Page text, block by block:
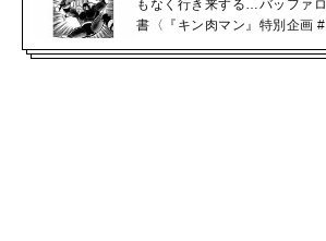
もなく行き来する…バッファ
書〈『キン肉マン』特別企画 #